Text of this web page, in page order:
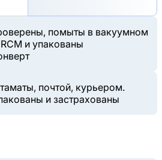
помыты в вакуумном
и упакованы
почтой, курьером.
и застрахованы